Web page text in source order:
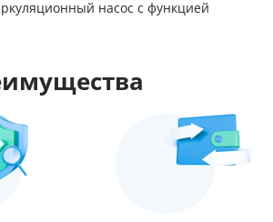
насос с функцией